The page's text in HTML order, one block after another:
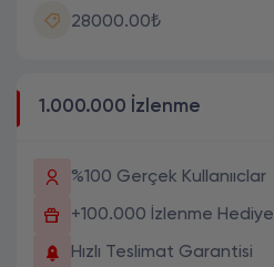
28000.00₺
1.000.000 İzlenme
%100 Gerçek Kullanııclar
+100.000 İzlenme Hediye
Hızlı Teslimat Garantisi